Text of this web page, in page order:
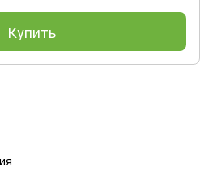
Купить